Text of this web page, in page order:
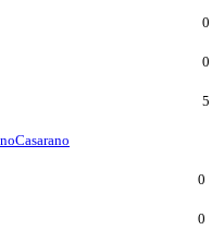
0
0
5
Casarano
0
0